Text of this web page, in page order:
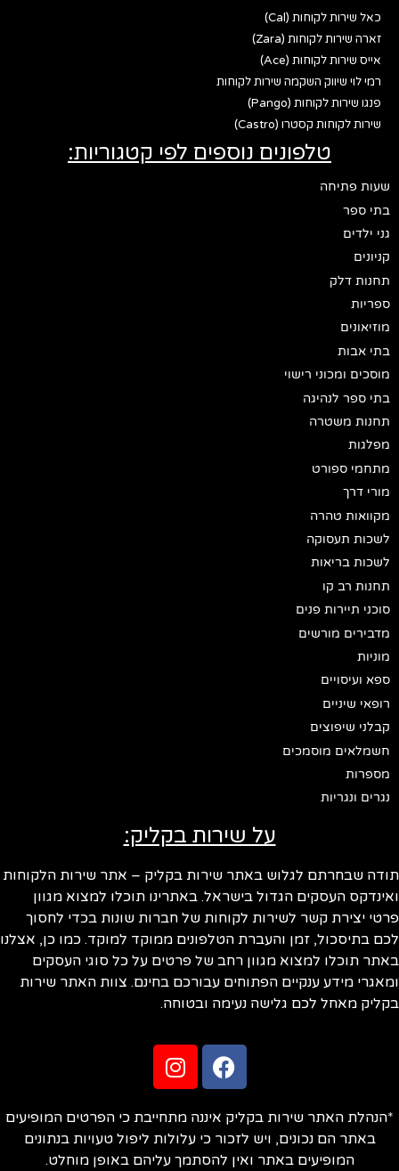
כאל שירות לקוחות (Cal)
זארה שירות לקוחות (Zara)
אייס שירות לקוחות (Ace)
רמי לוי שיווק השקמה שירות לקוחות
פנגו שירות לקוחות (Pango)
שירות לקוחות קסטרו (Castro)
טלפונים נוספים לפי קטגוריות:
שעות פתיחה
בתי ספר
גני ילדים
קניונים
תחנות דלק
ספריות
מוזיאונים
בתי אבות
מוסכים ומכוני רישוי
בתי ספר לנהיגה
תחנות משטרה
מפלגות
מתחמי ספורט
מורי דרך
מקוואות טהרה
לשכות תעסוקה
לשכות בריאות
תחנות רב קו
סוכני תיירות פנים
מדבירים מורשים
מוניות
ספא ועיסויים
רופאי שיניים
קבלני שיפוצים
חשמלאים מוסמכים
מספרות
נגרים ונגריות
על שירות בקליק:
שבחרתם לגלוש באתר שירות בקליק – אתר שירות הלקוחות
העסקים הגדול בישראל. באתרינו תוכלו למצוא מגוון
יצירת קשר לשירות לקוחות של חברות שונות בכדי לחסוך
בתיסכול, זמן והעברת הטלפונים ממוקד למוקד. כמו כן, אצלנו
תוכלו למצוא מגוון רחב של פרטים על כל סוגי העסקים
מידע ענקיים הפתוחים עבורכם בחינם. צוות האתר שירות
מאחל לכם גלישה נעימה ובטוחה.
האתר שירות בקליק איננה מתחייבת כי הפרטים המופיעים
באתר הם נכונים, ויש לזכור כי עלולות ליפול טעויות בנתונים
המופיעים באתר ואין להסתמך עליהם באופן מוחלט.